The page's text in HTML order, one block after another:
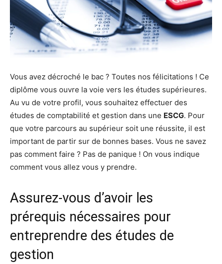
Vous avez décroché le bac ? Toutes nos félicitations ! Ce
diplôme vous ouvre la voie vers les études supérieures.
Au vu de votre profil, vous souhaitez effectuer des
études de comptabilité et gestion dans une ESCG. Pour
que votre parcours au supérieur soit une réussite, il est
important de partir sur de bonnes bases. Vous ne savez
pas comment faire ? Pas de panique ! On vous indique
comment vous allez vous y prendre.
Assurez-vous d’avoir les
prérequis nécessaires pour
entreprendre des études de
gestion